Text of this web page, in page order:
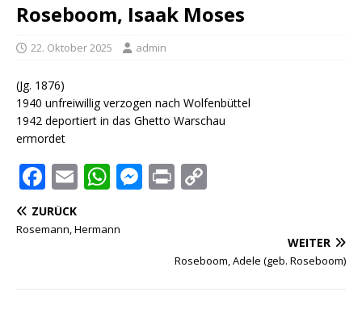
Roseboom, Isaak Moses
22. Oktober 2025 admin
(Jg. 1876)
1940 unfreiwillig verzogen nach Wolfenbüttel
1942 deportiert in das Ghetto Warschau
ermordet
F
a
c
E
ai
W
at
M P
t y
ZURÜCK
Rosemann, Hermann
WEITER
Roseboom, Adele (geb. Roseboom)